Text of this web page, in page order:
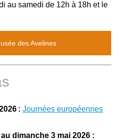
au samedi de 12h à 18h et le
des Avelines
: Journées européennes
dimanche 3 mai 2026 :